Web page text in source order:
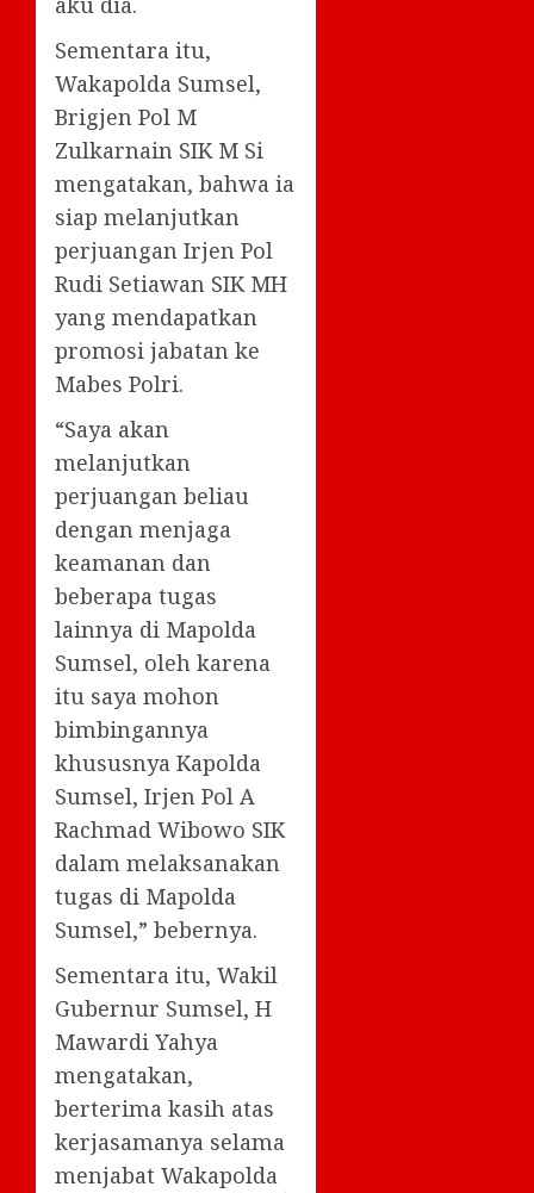
Sementara itu,
Wakapolda Sumsel,
Brigjen Pol M
Zulkarnain SIK M Si
mengatakan, bahwa ia
siap melanjutkan
perjuangan Irjen Pol
Rudi Setiawan SIK MH
yang mendapatkan
promosi jabatan ke
Mabes Polri.
“Saya akan
melanjutkan
perjuangan beliau
dengan menjaga
keamanan dan
beberapa tugas
lainnya di Mapolda
Sumsel, oleh karena
itu saya mohon
bimbingannya
khususnya Kapolda
Sumsel, Irjen Pol A
Rachmad Wibowo SIK
dalam melaksanakan
tugas di Mapolda
Sumsel,” bebernya.
Sementara itu, Wakil
Gubernur Sumsel, H
Mawardi Yahya
mengatakan,
berterima kasih atas
kerjasamanya selama
menjabat Wakapolda